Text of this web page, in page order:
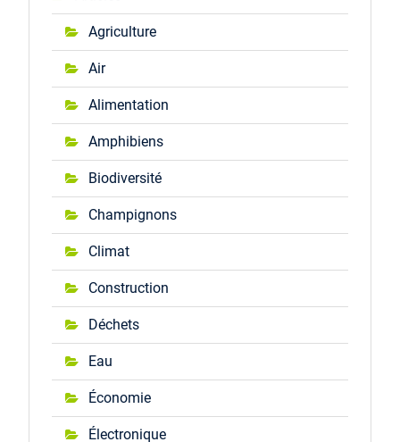
Agriculture
Air
Alimentation
Amphibiens
Biodiversité
Champignons
Climat
Construction
Déchets
Eau
Économie
Électronique